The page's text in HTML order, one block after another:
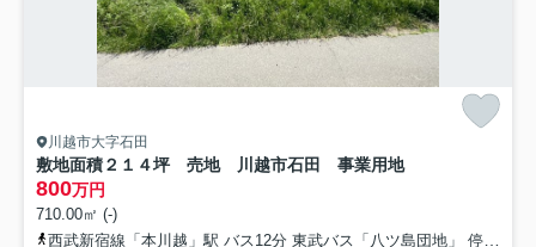
川越市大字石田
敷地面積２１４坪 売地 川越市石田 事業用地
800万円
710.00㎡ (-)
西武新宿線「本川越」駅 バス12分 東武バス「八ツ島団地」 停歩1分